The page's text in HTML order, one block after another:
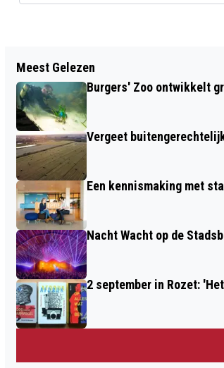
STUDIE: MEER
KORT NA DE PIL ZWANGER
Meest Gelezen
Burgers' Zoo ontwikkelt
Vergeet
Een kennismaking met
Nacht Wacht op de
2 september in Rozet: